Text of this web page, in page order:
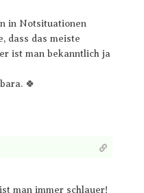
in Notsituationen
dass das meiste
ist man bekanntlich ja
🍀
man immer schlauer!